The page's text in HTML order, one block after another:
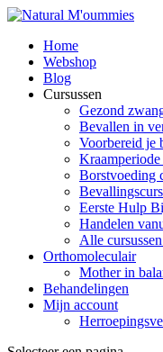
Home
Webshop
Blog
Cursussen
Gezond
Bevallen in
Voorbereid je
Kraamperiode
Borstvoeding
Eerste Hulp
Handelen
Alle
Orthomoleculair
Mother in
Behandelingen
Mijn account